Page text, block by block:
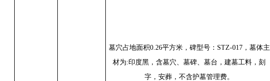
墓穴占地面积0.26平方米，碑型号： STZ-017，墓体主
材为:印度黑，含墓穴、墓碑、墓台，建墓工料，刻
字，安葬，不含护墓管理费。